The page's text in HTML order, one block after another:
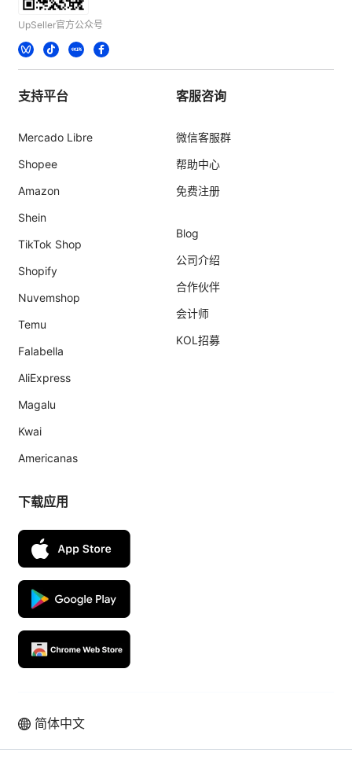
拉美本土电商业绩高速增长，从使用
UpSeller官方公众号
支持平台
Mercado Libre
Shopee
Amazon
Shein
TikTok Shop
Shopify
Nuvemshop
Temu
Falabella
AliExpress
Magalu
Kwai
Americanas
客服咨询
微信客服群
帮助中心
免费注册
Blog
公司介绍
合作伙伴
会计师
KOL招募
下载应用
简体中文